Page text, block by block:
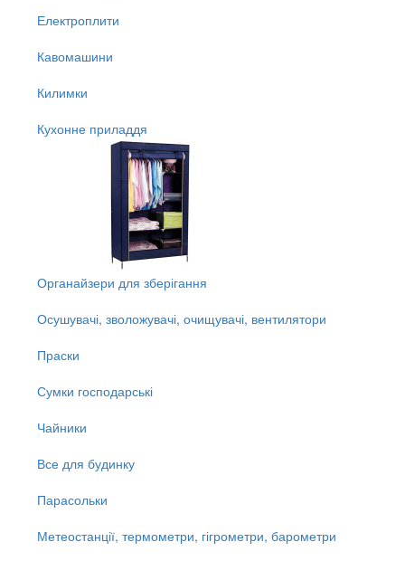
Електроплити
Кавомашини
Килимки
Кухонне приладдя
Органайзери для зберігання
Осушувачі, зволожувачі, очищувачі, вентилятори
Праски
Сумки господарські
Чайники
Все для будинку
Парасольки
Метеостанції, термометри, гігрометри, барометри